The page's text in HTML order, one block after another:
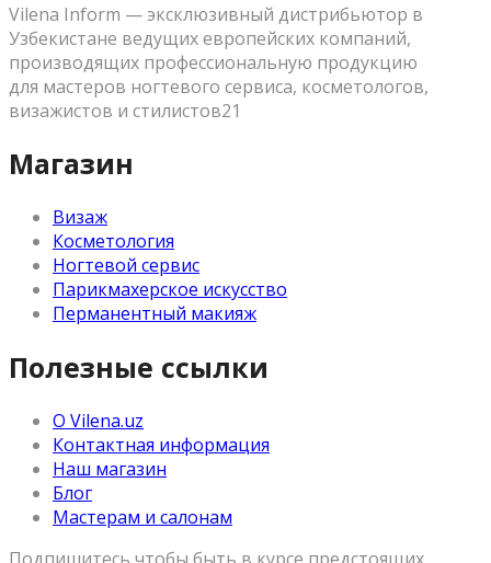
Vilena Inform — эксклюзивный дистрибьютор в
Узбекистане ведущих европейских компаний,
производящих профессиональную продукцию
для мастеров ногтевого сервиса, косметологов,
визажистов и стилистов21
Магазин
Визаж
Косметология
Ногтевой сервис
Парикмахерское искусство
Перманентный макияж
Полезные ссылки
О Vilena.uz
Контактная информация
Наш магазин
Блог
Мастерам и салонам